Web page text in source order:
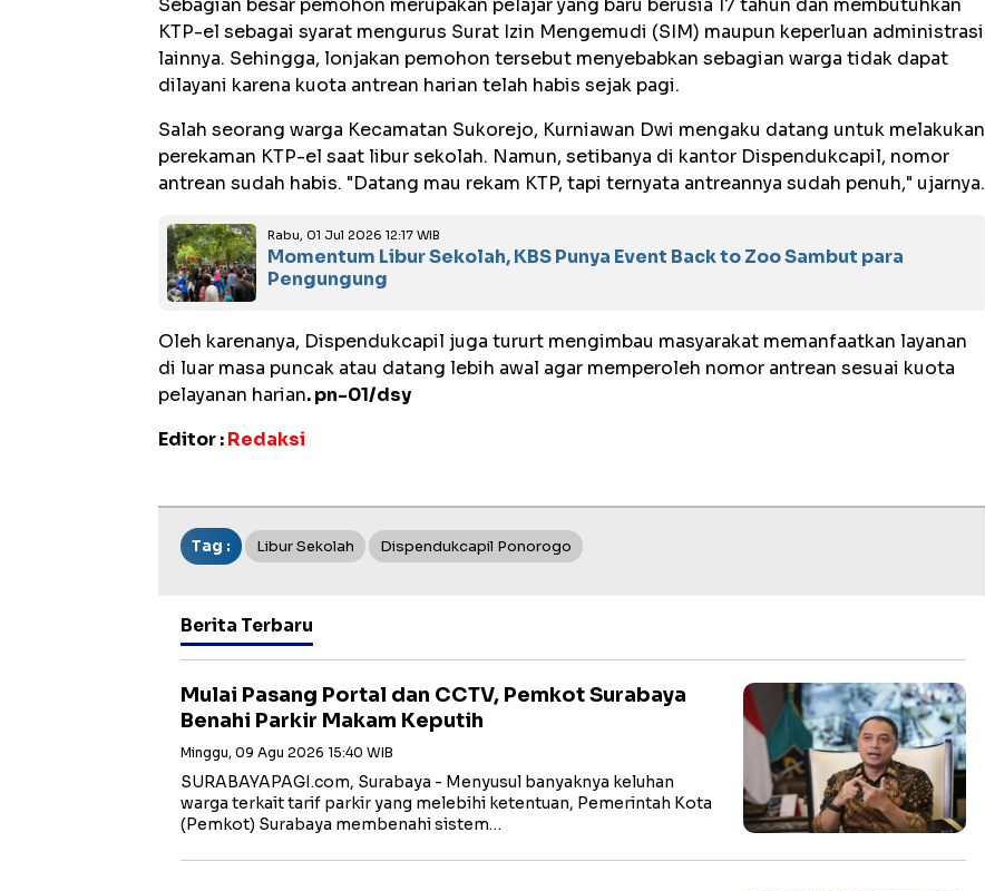
Sebagian besar pemohon merupakan pelajar yang baru berusia 17 tahun dan membutuhkan
KTP-el sebagai syarat mengurus Surat Izin Mengemudi (SIM) maupun keperluan administrasi
lainnya. Sehingga, lonjakan pemohon tersebut menyebabkan sebagian warga tidak dapat
dilayani karena kuota antrean harian telah habis sejak pagi.
Salah seorang warga Kecamatan Sukorejo, Kurniawan Dwi mengaku datang untuk melakukan
perekaman KTP-el saat libur sekolah. Namun, setibanya di kantor Dispendukcapil, nomor
antrean sudah habis. "Datang mau rekam KTP, tapi ternyata antreannya sudah penuh," ujarnya.
Rabu, 01 Jul 2026 12:17 WIB
Momentum Libur Sekolah, KBS Punya Event Back to Zoo Sambut para
Pengungung
Oleh karenanya, Dispendukcapil juga tururt mengimbau masyarakat memanfaatkan layanan
di luar masa puncak atau datang lebih awal agar memperoleh nomor antrean sesuai kuota
pelayanan harian. pn-01/dsy
Editor :Redaksi
Tag : Libur Sekolah Dispendukcapil Ponorogo
Berita Terbaru
Mulai Pasang Portal dan CCTV, Pemkot Surabaya
Benahi Parkir Makam Keputih
Minggu, 09 Agu 2026 15:40 WIB
SURABAYAPAGI.com, Surabaya - Menyusul banyaknya keluhan
warga terkait tarif parkir yang melebihi ketentuan, Pemerintah Kota
(Pemkot) Surabaya membenahi sistem…